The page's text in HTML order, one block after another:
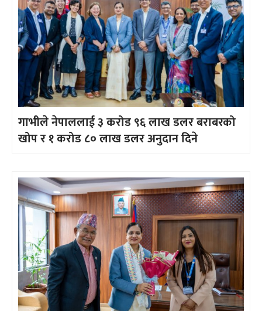
गाभीले नेपाललाई ३ करोड ९६ लाख डलर बराबरको
खोप र १ करोड ८० लाख डलर अनुदान दिने